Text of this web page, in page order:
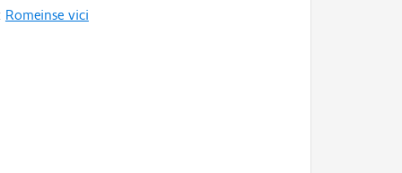
Romeinse vici